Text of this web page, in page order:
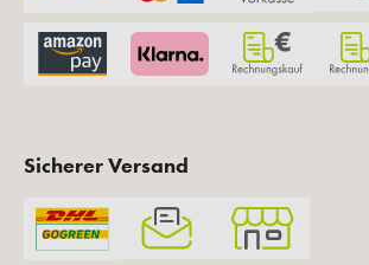
Sicherer Versand